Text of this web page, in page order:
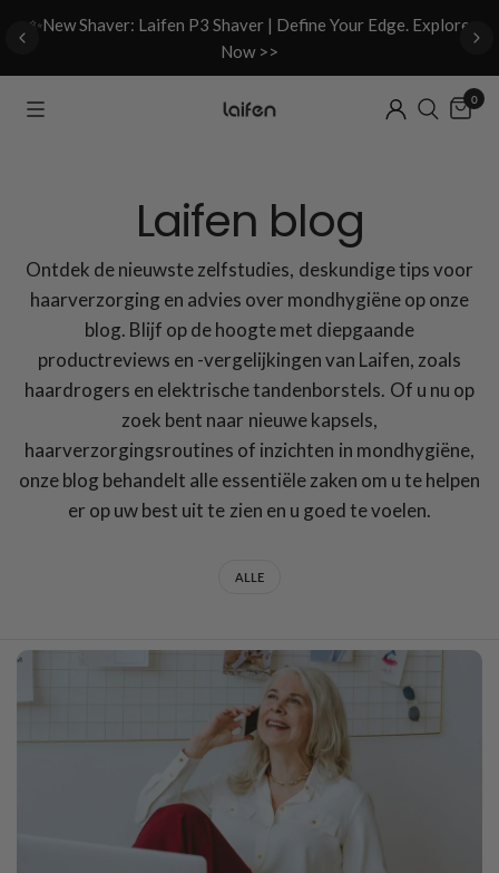
✨New Shaver: Laifen P3 Shaver | Define Your Edge. Explore
Now >>
0
Laifen blog
Ontdek de nieuwste zelfstudies, deskundige tips voor
haarverzorging en advies over mondhygiëne op onze
blog. Blijf op de hoogte met diepgaande
productreviews en -vergelijkingen van Laifen, zoals
haardrogers en elektrische tandenborstels. Of u nu op
zoek bent naar nieuwe kapsels,
haarverzorgingsroutines of inzichten in mondhygiëne,
onze blog behandelt alle essentiële zaken om u te helpen
er op uw best uit te zien en u goed te voelen.
ALLE